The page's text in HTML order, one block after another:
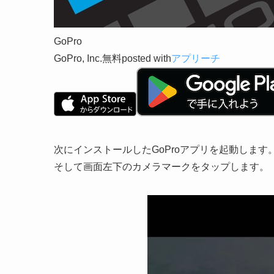
GoPro
GoPro, Inc.無料posted withアプリーチ
次にインストールしたGoProアプリを起動します
そして画面左下のカメラマークをタップします。